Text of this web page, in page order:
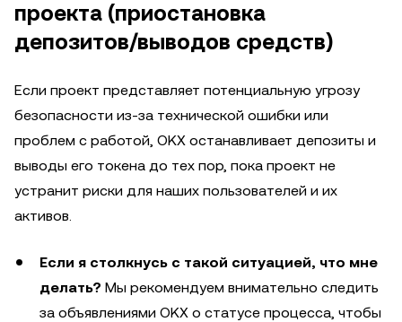
проекта (приостановка
депозитов/выводов средств)
Если проект представляет потенциальную угрозу
безопасности из-за технической ошибки или
проблем с работой, OKX останавливает депозиты и
выводы его токена до тех пор, пока проект не
устранит риски для наших пользователей и их
активов.
Если я столкнусь с такой ситуацией, что мне
делать? Мы рекомендуем внимательно следить
за объявлениями OKX о статусе процесса, чтобы